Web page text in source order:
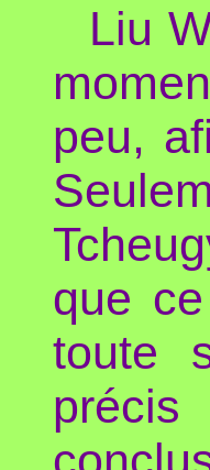
Liu
peu,
que
toute